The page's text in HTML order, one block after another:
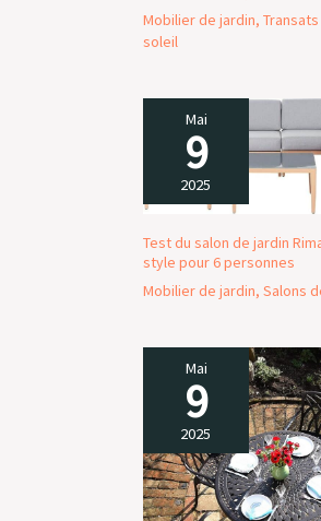
Mobilier de jardin,
soleil
Mai
9
2025
Test du salon de jardin
style pour 6 personnes
Mobilier de jardin, Salons
Mai
9
2025